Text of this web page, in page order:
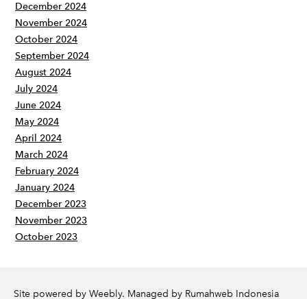
December 2024
November 2024
October 2024
September 2024
August 2024
July 2024
June 2024
May 2024
April 2024
March 2024
February 2024
January 2024
December 2023
November 2023
October 2023
Site powered by Weebly. Managed by Rumahweb Indonesia